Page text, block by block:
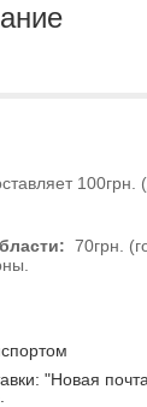
100грн.
70грн.
"Новая